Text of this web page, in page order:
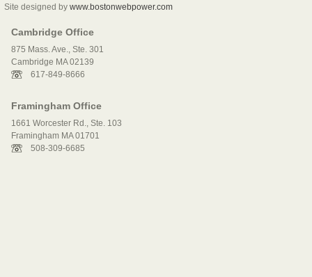
Site designed by www.bostonwebpower.com
Cambridge Office
875 Mass. Ave., Ste. 301
Cambridge MA 02139
617-849-8666
Framingham Office
1661 Worcester Rd., Ste. 103
Framingham MA 01701
508-309-6685